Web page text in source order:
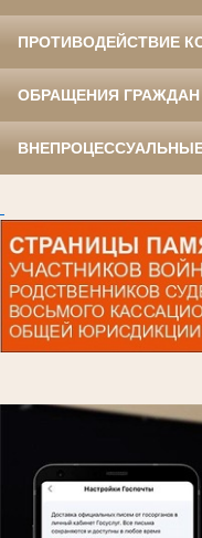
ПРОТИВОДЕЙСТВИЕ
ОБРАЩЕНИЯ ГРАЖДАН